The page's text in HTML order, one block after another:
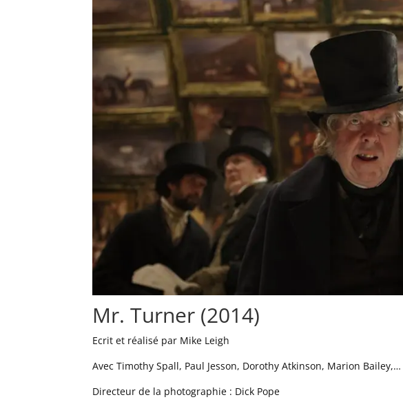
Mr. Turner (2014)
Ecrit et réalisé par Mike Leigh
Avec Timothy Spall, Paul Jesson, Dorothy Atkinson, Marion Bailey,…
Directeur de la photographie : Dick Pope